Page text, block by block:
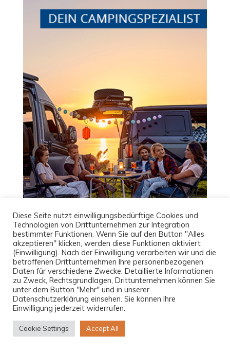
Diese Seite nutzt einwilligungsbedürftige Cookies und
Technologien von Drittunternehmen zur Integration
bestimmter Funktionen. Wenn Sie auf den Button "Alles
akzeptieren" klicken, werden diese Funktionen aktiviert
(Einwilligung). Nach der Einwilligung verarbeiten wir und die
betroffenen Drittunternehmen Ihre personenbezogenen
Daten für verschiedene Zwecke. Detaillierte Informationen
zu Zweck, Rechtsgrundlagen, Drittunternehmen können Sie
unter dem Button "Mehr" und in unserer
Datenschutzerklärung einsehen. Sie können Ihre
Einwilligung jederzeit widerrufen.
Cookie Settings Accept All